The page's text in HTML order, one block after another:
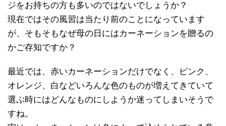
ジをお持ちの方も多いのではないでしょうか？
現在ではその風習は当たり前のことになっています
が、そもそもなぜ母の日にはカーネーションを贈るの
かご存知ですか？
最近では、赤いカーネーションだけでなく、ピンク、
オレンジ、白などいろんな色のものが増えてきていて
選ぶ時にはどんなものにしようか迷ってしまいそうで
すね。